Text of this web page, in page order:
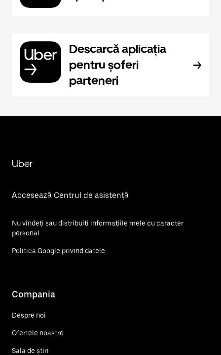
Descarcă aplicația
pentru șoferi
parteneri
Uber
Accesează Centrul de asistență
Nu vindeți sau distribuiți informațiile mele cu caracter
personal
Politica Google privind datele
Compania
Despre noi
Ofertele noastre
Sala de știri